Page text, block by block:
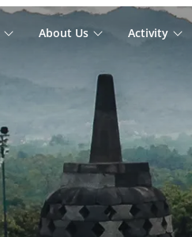
About Us Activity